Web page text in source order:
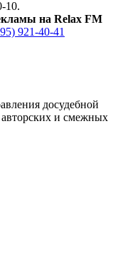
10.
на Relax FM
921-40-41
досудебной
и смежных